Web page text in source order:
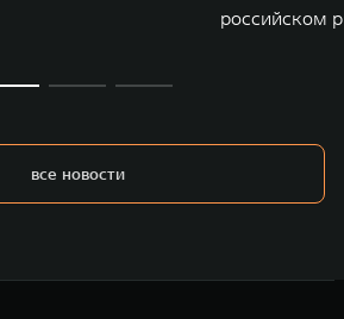
российском
все новости